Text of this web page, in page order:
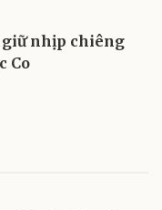
giữ nhịp chiêng
Co